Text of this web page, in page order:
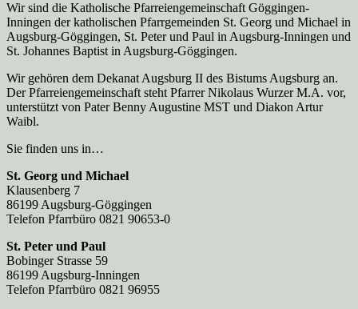
Wir sind die Katholische Pfarreien­gemeinschaft Göggingen-
Inningen der katholischen Pfarrgemeinden St. Georg und Michael in
Augsburg-Göggingen, St. Peter und Paul in Augsburg-Inningen und
St. Johannes Baptist in Augsburg-Göggingen.
Wir gehören dem Dekanat Augsburg II des Bistums Augsburg an.
Der Pfarreien­gemeinschaft steht Pfarrer Nikolaus Wurzer M.A. vor,
unterstützt von Pater Benny Augustine MST und Diakon Artur
Waibl.
Sie finden uns in…
St. Georg und Michael
Klausenberg 7
86199 Augsburg-Göggingen
Telefon Pfarrbüro 0821 90653-0
St. Peter und Paul
Bobinger Strasse 59
86199 Augsburg-Inningen
Telefon Pfarrbüro 0821 96955